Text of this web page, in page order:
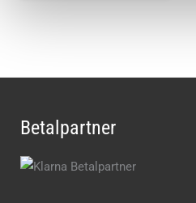
Betalpartner